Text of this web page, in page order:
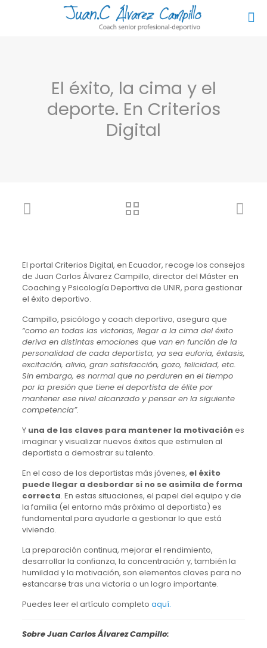
El éxito, la cima y el
deporte. En Criterios
Digital
El portal Criterios Digital, en Ecuador, recoge los consejos
de Juan Carlos Álvarez Campillo, director del Máster en
Coaching y Psicología Deportiva de UNIR, para gestionar
el éxito deportivo.
Campillo, psicólogo y coach deportivo, asegura que
“como en todas las victorias, llegar a la cima del éxito
deriva en distintas emociones que van en función de la
personalidad de cada deportista, ya sea euforia, éxtasis,
excitación, alivio, gran satisfacción, gozo, felicidad, etc.
Sin embargo, es normal que no perduren en el tiempo
por la presión que tiene el deportista de élite por
mantener ese nivel alcanzado y pensar en la siguiente
competencia”.
Y una de las claves para mantener la motivaciónes
imaginar y visualizar nuevos éxitos que estimulen al
deportista a demostrar su talento.
En el caso de los deportistas más jóvenes, el éxito
puede llegar a desbordar si no se asimila de forma
correcta. En estas situaciones, el papel del equipo y de
la familia (el entorno más próximo al deportista) es
fundamental para ayudarle a gestionar lo que está
viviendo.
La preparación continua, mejorar el rendimiento,
desarrollar la confianza, la concentración y, también la
humildad y la motivación, son elementos claves para no
estancarse tras una victoria o un logro importante.
Puedes leer el artículo completo aquí.
Sobre Juan Carlos Álvarez Campillo: